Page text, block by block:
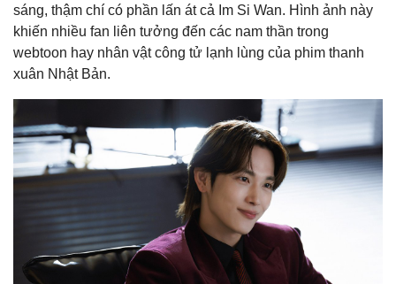
sáng, thậm chí có phần lấn át cả Im Si Wan. Hình ảnh này
khiến nhiều fan liên tưởng đến các nam thần trong
webtoon hay nhân vật công tử lạnh lùng của phim thanh
xuân Nhật Bản.